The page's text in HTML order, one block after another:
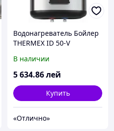
Водонагреватель Бойлер
THERMEX ID 50-V
В наличии
5 634.86лей
Купить
«Отлично»